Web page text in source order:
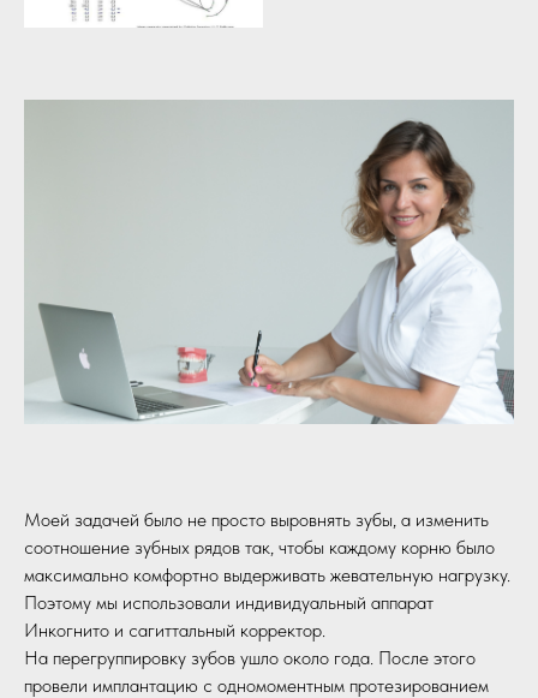
Моей задачей было не просто выровнять зубы, а изменить
соотношение зубных рядов так, чтобы каждому корню было
максимально комфортно выдерживать жевательную нагрузку.
Поэтому мы использовали индивидуальный аппарат
Инкогнито и сагиттальный корректор.
На перегруппировку зубов ушло около года. После этого
провели имплантацию с одномоментным протезированием